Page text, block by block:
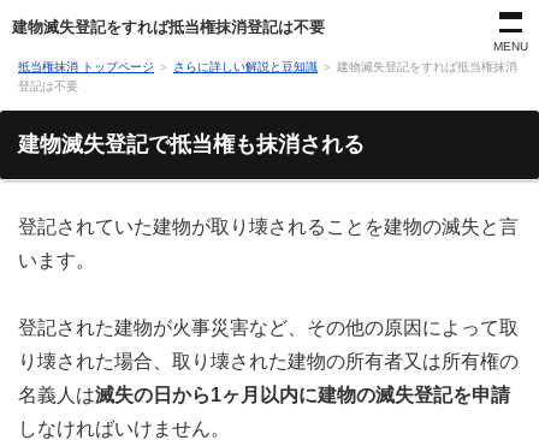
建物滅失登記をすれば抵当権抹消登記は不要
MENU
抵当権抹消 トップページ ＞ さらに詳しい解説と豆知識 ＞ 建物滅失登記をすれば抵当権抹消
登記は不要
建物滅失登記で抵当権も抹消される
登記されていた建物が取り壊されることを建物の滅失と言
います。
登記された建物が火事災害など、その他の原因によって取
り壊された場合、取り壊された建物の所有者又は所有権の
名義人は滅失の日から1ヶ月以内に建物の滅失登記を申請
しなければいけません。